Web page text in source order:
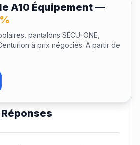
A10 Équipement —
pantalons SÉCU-ONE,
à prix négociés. À partir de